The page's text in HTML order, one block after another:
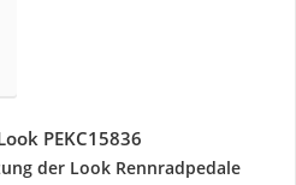
PEKC15836
der Look Rennradpedale